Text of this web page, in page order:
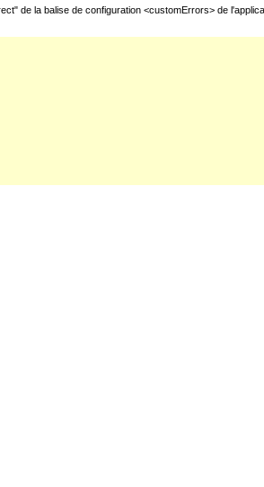
de la balise de configuration <customErrors> de